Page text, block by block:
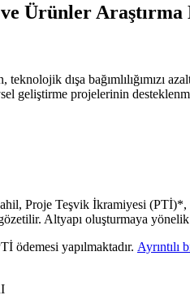
Ürünler Araştırma
dışa bağımlılığımızı
geliştirme projelerinin
Proje Teşvik İkramiyesi
Altyapı oluşturmaya
ödemesi yapılmaktadır. Ayrıntılı